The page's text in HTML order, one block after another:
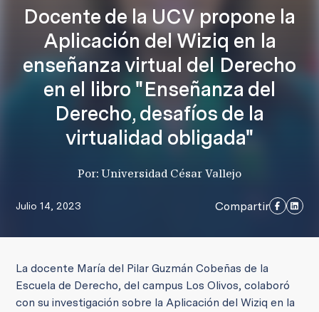
Docente de la UCV propone la
Aplicación del Wiziq en la
enseñanza virtual del Derecho
en el libro "Enseñanza del
Derecho, desafíos de la
virtualidad obligada"
Por: Universidad César Vallejo
Julio 14, 2023 Compartir
La docente María del Pilar Guzmán Cobeñas de la
Escuela de Derecho, del campus Los Olivos, colaboró
con su investigación sobre la Aplicación del Wiziq en la